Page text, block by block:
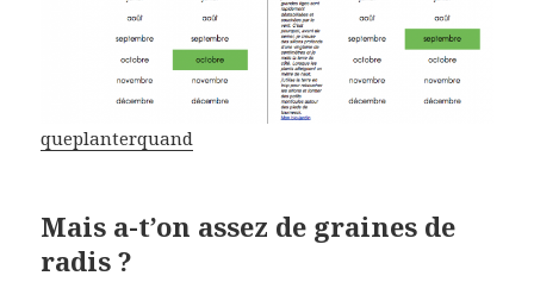
queplanterquand
Mais a-t’on assez de graines de
radis ?